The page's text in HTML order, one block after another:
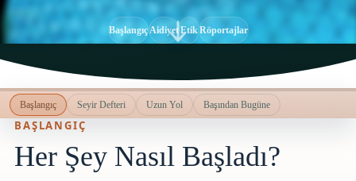
BaşlangıçAidiyetEtikRöportajlar
Başlangıç Seyir Defteri Uzun Yol Başından Bugüne
BAŞLANGIÇ
Her Şey Nasıl Başladı?